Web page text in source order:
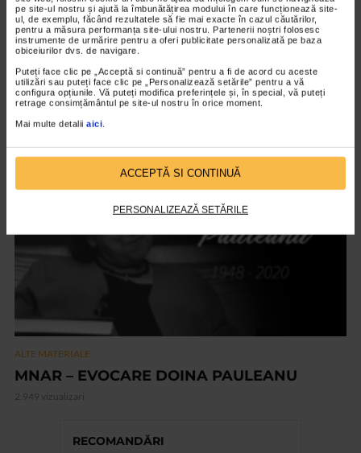
pe site-ul nostru și ajută la îmbunătățirea modului în care funcționează site-
ul, de exemplu, făcând rezultatele să fie mai exacte în cazul căutărilor,
pentru a măsura performanța site-ului nostru. Partenerii noștri folosesc
instrumente de urmărire pentru a oferi publicitate personalizată pe baza
obiceiurilor dvs. de navigare.
Puteți face clic pe „Acceptă si continuă” pentru a fi de acord cu aceste
utilizări sau puteți face clic pe „Personalizează setările” pentru a vă
configura opțiunile. Vă puteți modifica preferințele și, în special, vă puteți
retrage consimțământul pe site-ul nostru în orice moment.
Mai multe detalii aici.
ACCEPTĂ SI CONTINUĂ
PERSONALIZEAZĂ SETĂRILE
ALTE MATERIALE
Art Safari 2021 – editia a VIII a
2.844 vizualizari
ALTE MATERIALE
MNAR – EVOCARE DOINA PAULEANU
2.949 vizualizari
RECOMANDĂRI